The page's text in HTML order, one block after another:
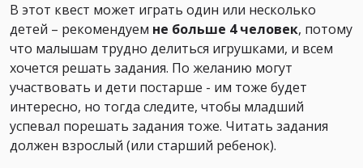
В этот квест может играть один или несколько
детей – рекомендуем не больше 4 человек, потому
что малышам трудно делиться игрушками, и всем
хочется решать задания. По желанию могут
участвовать и дети постарше - им тоже будет
интересно, но тогда следите, чтобы младший
успевал порешать задания тоже. Читать задания
должен взрослый (или старший ребенок).